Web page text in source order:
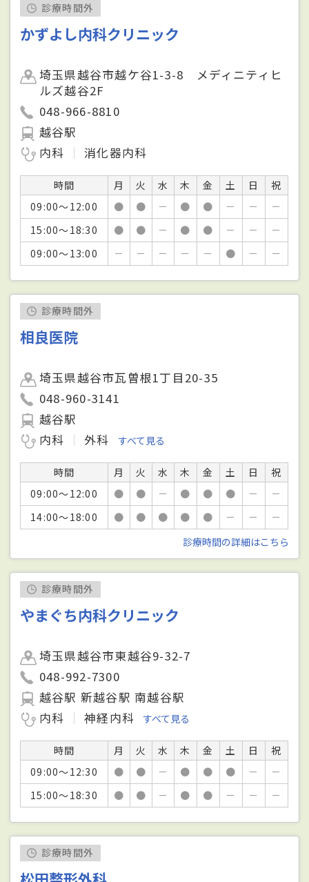
診療時間外
かずよし内科クリニック
埼玉県越谷市越ケ谷1-3-8 メディニティヒ
ルズ越谷2F
048-966-8810
越谷駅
内科
消化器内科
時間 月 火 水 木 金 土 日
祝
09:00～12:00
● ● － ● ● － －
－
15:00～18:30
● ● － ● ● － －
－
09:00～13:00
－ － － － － ● － －
診療時間外
相良医院
埼玉県越谷市瓦曽根1丁目20-35
048-960-3141
越谷駅
内科
外科 すべて見る
時間 月 火 水 木 金 土 日
祝
09:00～12:00
● ● － ● ● ● －
－
14:00～18:00
● ● ● ● ● － －
－
診療時間の詳細はこちら
診療時間外
やまぐち内科クリニック
埼玉県越谷市東越谷9-32-7
048-992-7300
越谷駅 新越谷駅 南越谷駅
内科
神経内科 すべて見る
時間 月 火 水 木 金 土 日
祝
09:00～12:30
● ● － ● ● ● －
－
15:00～18:30
● ● － ● ● － － －
診療時間外